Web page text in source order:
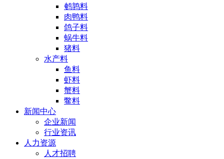
鹌鹑料
肉鸭料
鸽子料
蜗牛料
猪料
水产料
鱼料
虾料
蟹料
鳖料
新闻中心
企业新闻
行业资讯
人力资源
人才招聘